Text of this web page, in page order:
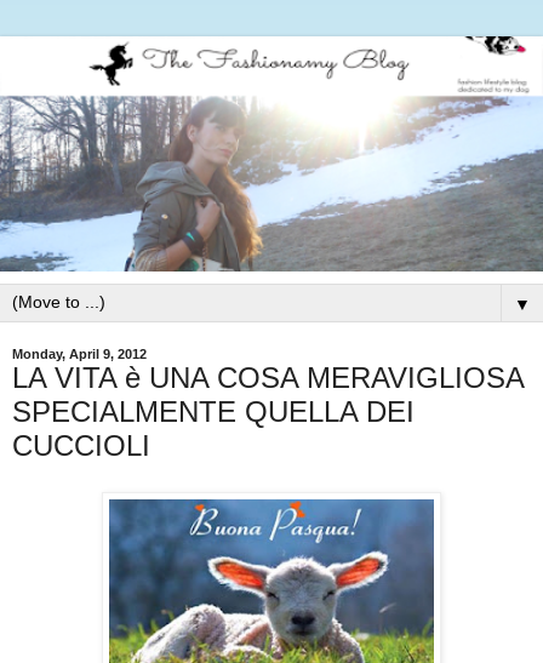
▼
Monday, April 9, 2012
LA VITA è UNA COSA MERAVIGLIOSA
SPECIALMENTE QUELLA DEI
CUCCIOLI